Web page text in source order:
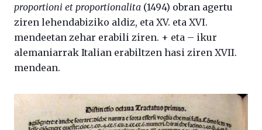
proportioni et proportionalita (1494) obran agertu
ziren lehendabiziko aldiz, eta XV. eta XVI.
mendeetan zehar erabili ziren. + eta – ikur
alemaniarrak Italian erabiltzen hasi ziren XVII.
mendean.